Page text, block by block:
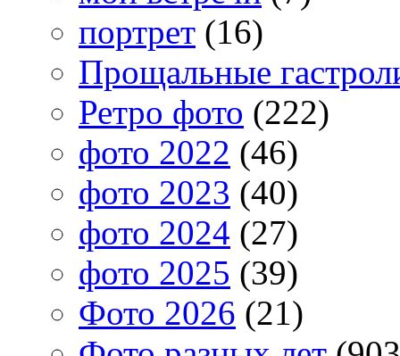
портрет (16)
Прощальные
Ретро фото (222)
фото 2022 (46)
фото 2023 (40)
фото 2024 (27)
фото 2025 (39)
Фото 2026 (21)